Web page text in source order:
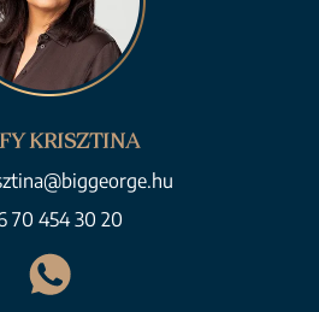
KRISZTINA
70 454 30 20